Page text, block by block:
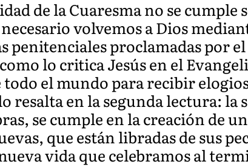
de la Cuaresma no se cumple
volvemos a Dios
penitenciales proclamadas por
lo critica Jesús en el
el mundo para recibir
resalta en la segunda lectura: la
se cumple en la creación de
que están libradas de sus
vida que celebramos al